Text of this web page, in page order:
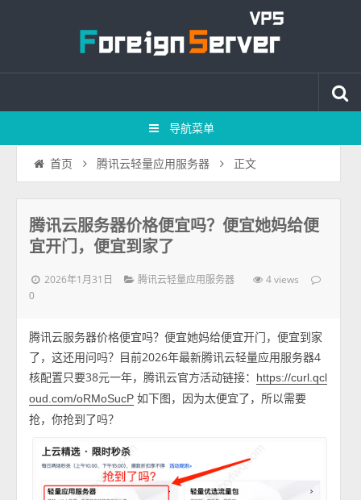
导航菜单
首页 腾讯云轻量应用服务器 正文
腾讯云服务器价格便宜吗？便宜她妈给便
宜开门，便宜到家了
2026年1月31日 腾讯云轻量应用服务器 4 views
0
腾讯云服务器价格便宜吗？便宜她妈给便宜开门，便宜到家
了，这还用问吗？目前2026年最新腾讯云轻量应用服务器4
核配置只要38元一年，腾讯云官方活动链接：
https://curl.qcl
oud.com/oRMoSucP 如下图，因为太便宜了，所以需要
抢，你抢到了吗？